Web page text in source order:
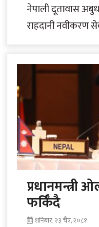
नेपाली दूतावास
राहदानी नवीकरण
फर्किँदै
शनिबार, २३ चैत्र, २०८१